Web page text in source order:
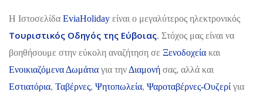
H Ιστοσελίδα EviaHoliday είναι ο μεγαλύτερος ηλεκτρονικός
Τουριστικός Οδηγός της Εύβοιας. Στόχος μας είναι να
βοηθήσουμε στην εύκολη αναζήτηση σε Ξενοδοχεία και
Ενοικιαζόμενα Δωμάτια για την Διαμονή σας, αλλά και
Εστιατόρια, Ταβέρνες, Ψητοπωλεία, Ψαροταβέρνες-Ουζερί για